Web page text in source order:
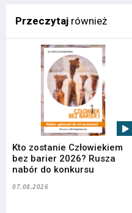
Przeczytaj również
Kto zostanie Człowiekiem
bez barier 2026? Rusza
nabór do konkursu
07.08.2026